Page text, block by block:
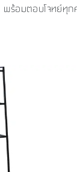
พร้อมตอบโจทย์ทุก